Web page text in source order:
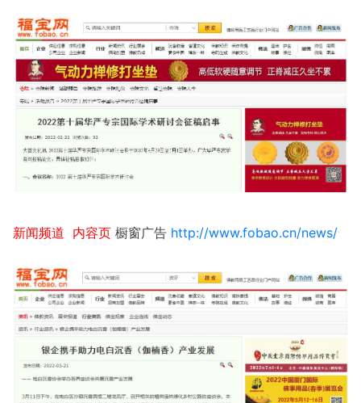
新闻频道 内容页 橱窗广告 http://www.fobao.cn/news/